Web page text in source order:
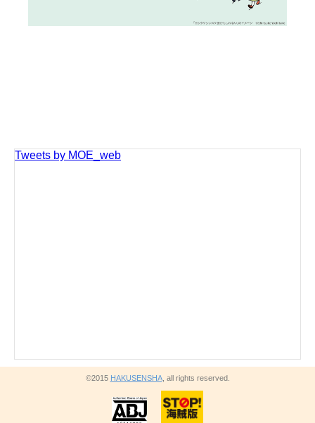
Tweets by MOE_web
©2015 HAKUSENSHA, all rights reserved.